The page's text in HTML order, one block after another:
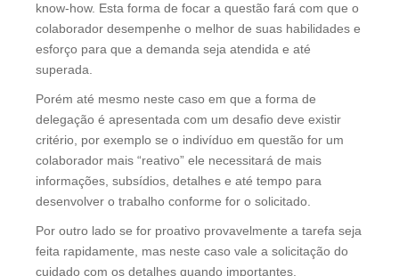
know-how. Esta forma de focar a questão fará com que o
colaborador desempenhe o melhor de suas habilidades e
esforço para que a demanda seja atendida e até
superada.
Porém até mesmo neste caso em que a forma de
delegação é apresentada com um desafio deve existir
critério, por exemplo se o indivíduo em questão for um
colaborador mais “reativo” ele necessitará de mais
informações, subsídios, detalhes e até tempo para
desenvolver o trabalho conforme for o solicitado.
Por outro lado se for proativo provavelmente a tarefa seja
feita rapidamente, mas neste caso vale a solicitação do
cuidado com os detalhes quando importantes.